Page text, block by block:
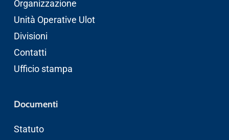
Organizzazione
Unità Operative Ulot
Divisioni
Contatti
Ufficio stampa
Documenti
Statuto